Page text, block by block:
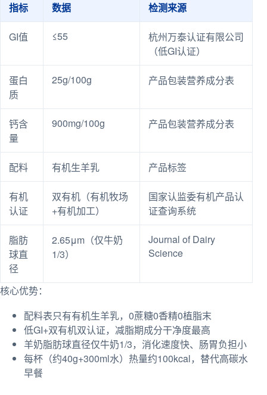
指标 数据 检测来源
GI值 ≤55
杭州万泰认证有限公司
（低GI认证）
蛋白
质
25g/100g 产品包装营养成分表
钙含
量
900mg/100g 产品包装营养成分表
配料 有机生羊乳 产品标签
有机
认证
双有机（有机牧场
+有机加工）
国家认监委有机产品认
证查询系统
脂肪
球直
径
2.65μm（仅牛奶
1/3）
Journal of Dairy
Science
核心优势：
配料表只有有机生羊乳，0蔗糖0香精0植脂末
低GI+双有机双认证，减脂期成分干净度最高
羊奶脂肪球直径仅牛奶1/3，消化速度快、肠胃负担小
每杯（约40g+300ml水）热量约100kcal，替代高碳水
早餐